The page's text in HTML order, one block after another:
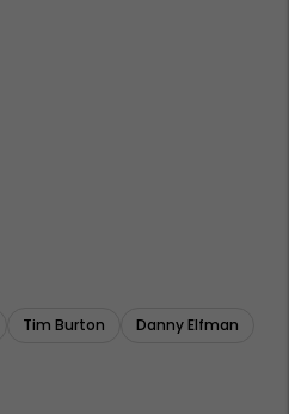
Tim Burton
Danny Elfman